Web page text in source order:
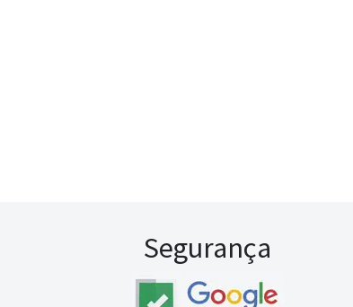
Segurança